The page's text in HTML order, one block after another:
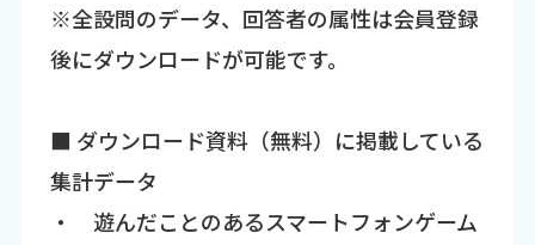
※全設問のデータ、回答者の属性は会員登録
後にダウンロードが可能です。
■ ダウンロード資料（無料）に掲載している
集計データ
・ 遊んだことのあるスマートフォンゲーム